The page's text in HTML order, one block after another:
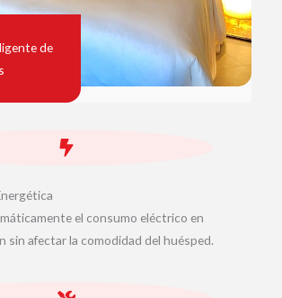
de
el consumo eléctrico en
sin afectar la comodidad del huésped.